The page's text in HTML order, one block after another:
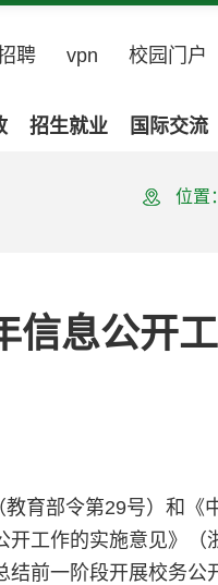
聘 vpn 校园门户
招生就业 国际交流
位置
信息公开
育部令第29号）和《
工作的实施意见》（
前一阶段开展校务公